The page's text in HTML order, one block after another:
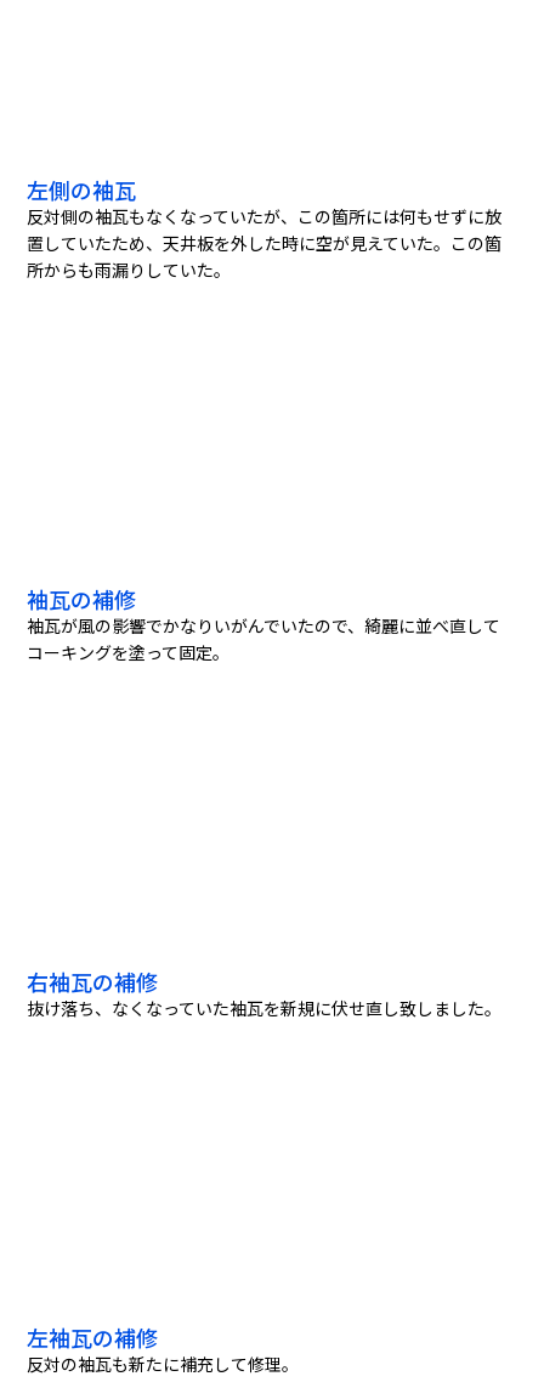
左側の袖瓦
反対側の袖瓦もなくなっていたが、この箇所には何もせずに放
置していたため、天井板を外した時に空が見えていた。この箇
所からも雨漏りしていた。
袖瓦の補修
袖瓦が風の影響でかなりいがんでいたので、綺麗に並べ直して
コーキングを塗って固定。
右袖瓦の補修
抜け落ち、なくなっていた袖瓦を新規に伏せ直し致しました。
左袖瓦の補修
反対の袖瓦も新たに補充して修理。